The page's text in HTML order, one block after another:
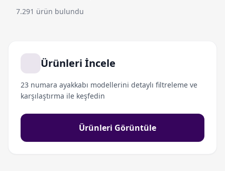
7.291 ürün bulundu
Ürünleri İncele
23 numara ayakkabı modellerini detaylı filtreleme ve
karşılaştırma ile keşfedin
Ürünleri Görüntüle